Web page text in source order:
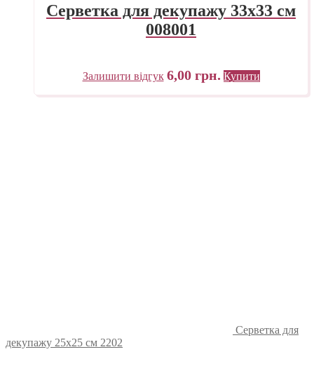
Серветка для декупажу 33х33 см
008001
Залишити відгук 6,00 грн. Купити
Серветка для
декупажу 25х25 см 2202